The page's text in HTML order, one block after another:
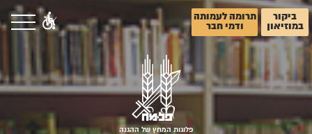
ביקור
במוזיאון
תרומה לעמותה
ודמי חבר
פלוגות המחץ של ההגנה